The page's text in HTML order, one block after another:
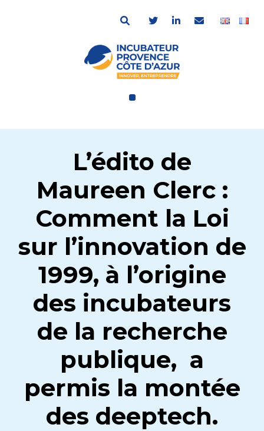
L’édito de
Maureen Clerc :
Comment la Loi
sur l’innovation de
1999, à l’origine
des incubateurs
de la recherche
publique, a
permis la montée
des deeptech.